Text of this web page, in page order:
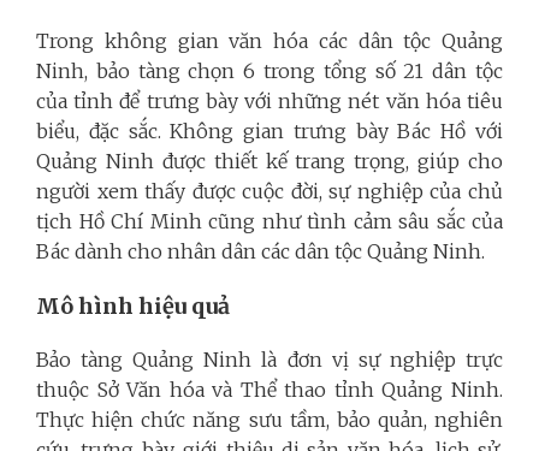
Trong không gian văn hóa các dân tộc Quảng
Ninh, bảo tàng chọn 6 trong tổng số 21 dân tộc
của tỉnh để trưng bày với những nét văn hóa tiêu
biểu, đặc sắc. Không gian trưng bày Bác Hồ với
Quảng Ninh được thiết kế trang trọng, giúp cho
người xem thấy được cuộc đời, sự nghiệp của chủ
tịch Hồ Chí Minh cũng như tình cảm sâu sắc của
Bác dành cho nhân dân các dân tộc Quảng Ninh.
Mô hình hiệu quả
Bảo tàng Quảng Ninh là đơn vị sự nghiệp trực
thuộc Sở Văn hóa và Thể thao tỉnh Quảng Ninh.
Thực hiện chức năng sưu tầm, bảo quản, nghiên